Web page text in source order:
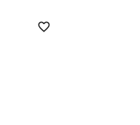
favorite_border